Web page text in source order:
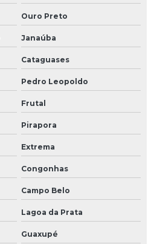
Ouro Preto
Janaúba
Cataguases
Pedro Leopoldo
Frutal
Pirapora
Extrema
Congonhas
Campo Belo
Lagoa da Prata
Guaxupé